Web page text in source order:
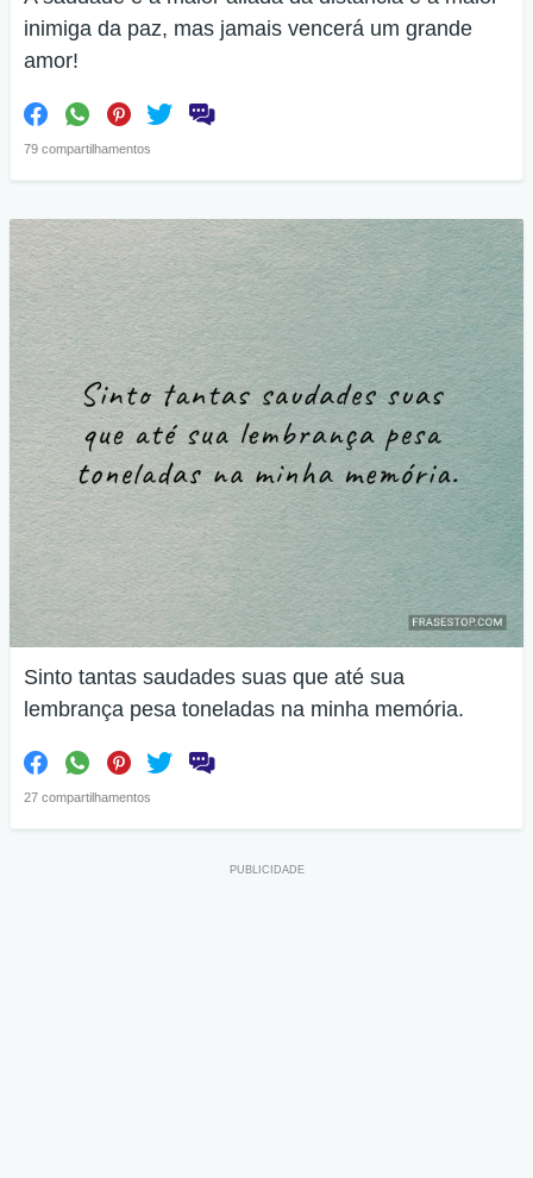
inimiga da paz, mas jamais vencerá um grande
amor!
79 compartilhamentos
Sinto tantas saudades suas que até sua
lembrança pesa toneladas na minha memória.
27 compartilhamentos